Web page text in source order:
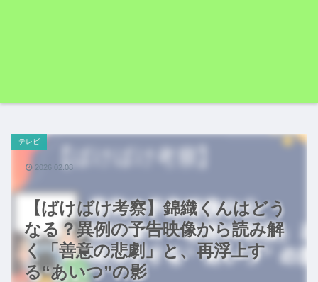
【ばけばけ考察】錦織くんはどう
なる？異例の予告映像から読み解
く「善意の悲劇」と、再浮上す
る“あいつ”の影
テレビ
2026.02.08